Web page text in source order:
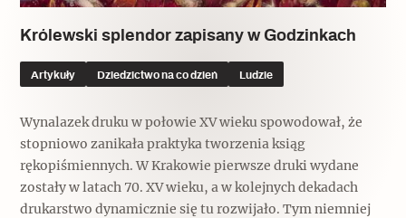
Królewski splendor zapisany w Godzinkach
Artykuły Dziedzictwo na co dzień Ludzie
Wynalazek druku w połowie XV wieku spowodował, że
stopniowo zanikała praktyka tworzenia ksiąg
rękopiśmiennych. W Krakowie pierwsze druki wydane
zostały w latach 70. XV wieku, a w kolejnych dekadach
drukarstwo dynamicznie się tu rozwijało. Tym niemniej